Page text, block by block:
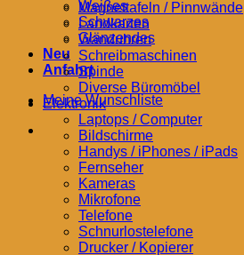
Weißes
Schwarzes
Glänzendes
Neu
Anfahrt
Meine Wunschliste
Magnettafeln / Pinnwände
Landkarten
Wanduhren
Schreibmaschinen
Spinde
Diverse Büromöbel
Elektronik
Laptops / Computer
Bildschirme
Handys / iPhones / iPads
Fernseher
Kameras
Mikrofone
Telefone
Schnurlostelefone
Drucker / Kopierer